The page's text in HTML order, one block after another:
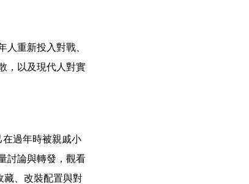
重新投入對戰、
，以及現代人對實
過年時被親戚小
討論與轉發，觀看
藏、改裝配置與對